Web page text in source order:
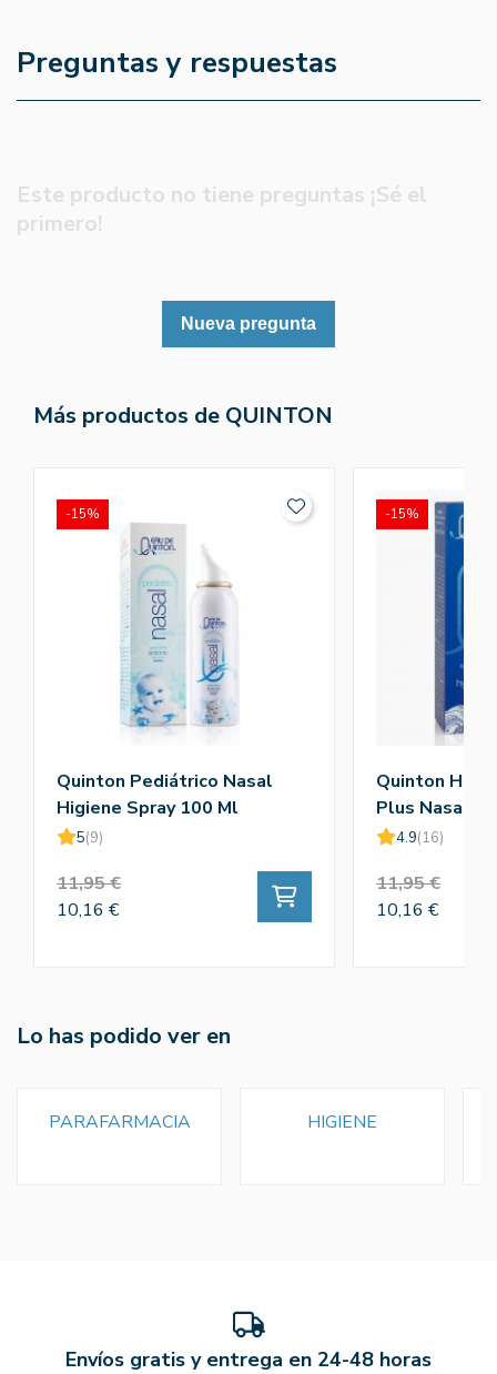
Preguntas y respuestas
Este producto no tiene preguntas ¡Sé el
primero!
Nueva pregunta
Más productos de QUINTON
Quinton Pediátrico Nasal
Higiene Spray 100 Ml
5(9)
11,95 €
10,16 €
-15%
Quinton
Plus Nasal
4.9(16)
11,95 €
10,16 €
-15%
Lo has podido ver en
PARAFARMACIA HIGIENE
Envíos gratis y entrega en 24-48 horas